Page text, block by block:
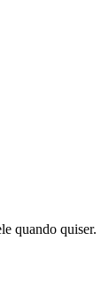
quando quiser.